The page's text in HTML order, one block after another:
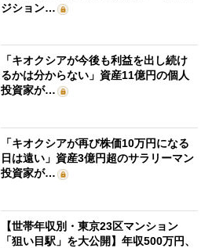
ジション…
「キオクシアが今後も利益を出し続け
るかは分からない」資産11億円の個人
投資家が…
「キオクシアが再び株価10万円になる
日は遠い」資産3億円超のサラリーマン
投資家が…
【世帯年収別・東京23区マンション
「狙い目駅」を大公開】年収500万円、